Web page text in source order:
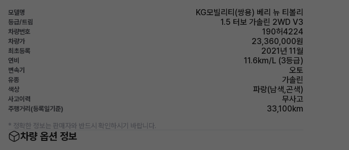
모델명 KG모빌리티(쌍용) 베리 뉴 티볼리
등급/트림 1.5 터보 가솔린 2WD V3
차량번호 190허4224
차량가 23,360,000원
최초등록 2021년 11월
연비 11.6km/L (3등급)
변속기 오토
유종 가솔린
색상 파랑(남색,곤색)
사고이력 무사고
주행거리(등록일기준) 33,100km
* 정확한 정보는 판매자와 반드시 확인하시기 바랍니다.
차량 옵션 정보